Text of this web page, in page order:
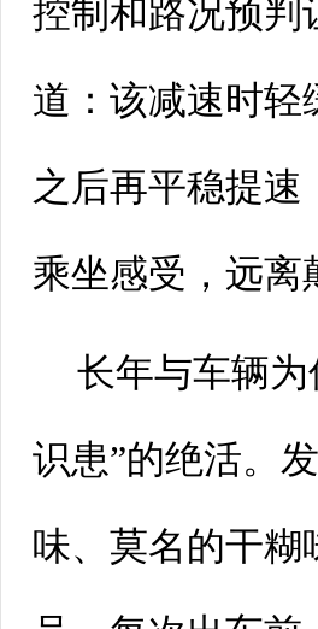
控制和路况预判
道：该减速时轻
之后再平稳提速
乘坐感受，远离
长年与车辆
识患”的绝活。
味、莫名的干糊